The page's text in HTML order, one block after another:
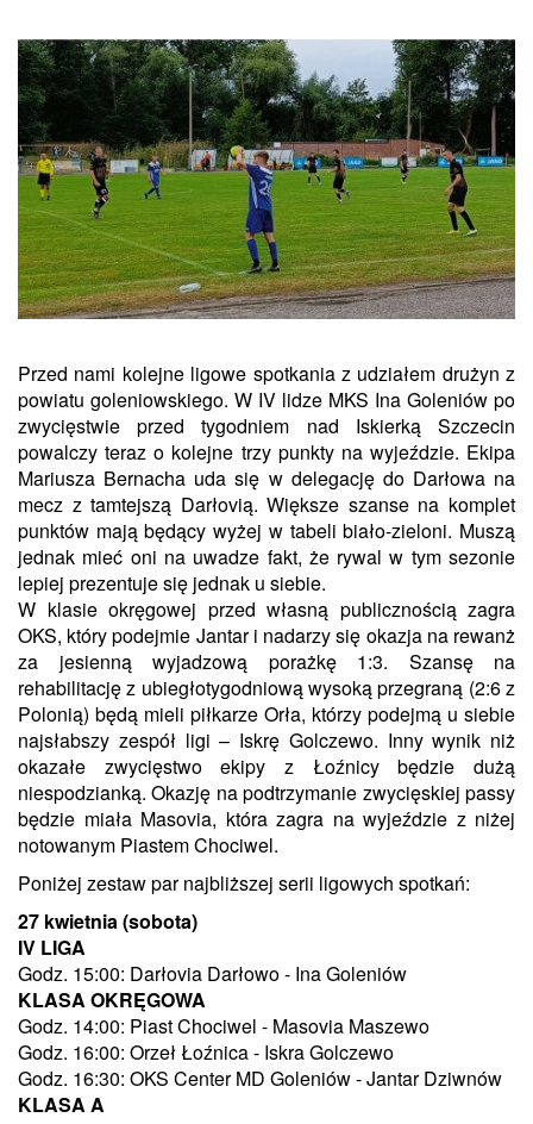
Przed nami kolejne ligowe spotkania z udziałem drużyn z
powiatu goleniowskiego. W IV lidze MKS Ina Goleniów po
zwycięstwie przed tygodniem nad Iskierką Szczecin
powalczy teraz o kolejne trzy punkty na wyjeździe. Ekipa
Mariusza Bernacha uda się w delegację do Darłowa na
mecz z tamtejszą Darłovią. Większe szanse na komplet
punktów mają będący wyżej w tabeli biało-zieloni. Muszą
jednak mieć oni na uwadze fakt, że rywal w tym sezonie
lepiej prezentuje się jednak u siebie.
W klasie okręgowej przed własną publicznością zagra
OKS, który podejmie Jantar i nadarzy się okazja na rewanż
za jesienną wyjadzową porażkę 1:3. Szansę na
rehabilitację z ubiegłotygodniową wysoką przegraną (2:6 z
Polonią) będą mieli piłkarze Orła, którzy podejmą u siebie
najsłabszy zespół ligi – Iskrę Golczewo. Inny wynik niż
okazałe zwycięstwo ekipy z Łoźnicy będzie dużą
niespodzianką. Okazję na podtrzymanie zwycięskiej passy
będzie miała Masovia, która zagra na wyjeździe z niżej
notowanym Piastem Chociwel.
Poniżej zestaw par najbliższej serii ligowych spotkań:
27 kwietnia (sobota)
IV LIGA
Godz. 15:00: Darłovia Darłowo - Ina Goleniów
KLASA OKRĘGOWA
Godz. 14:00: Piast Chociwel - Masovia Maszewo
Godz. 16:00: Orzeł Łoźnica - Iskra Golczewo
Godz. 16:30: OKS Center MD Goleniów - Jantar Dziwnów
KLASA A